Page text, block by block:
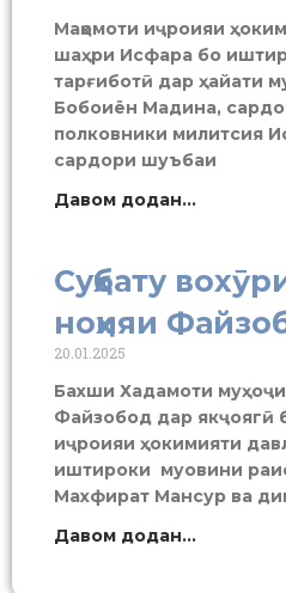
Мақомоти иҷроияи
шаҳри Исфара бо
тарғиботӣ дар ҳайати
Бобоиён Мадина,
полковники милитсия
сардори шуъбаи
Давом додан...
Суҳбату
ноҳияи
20.01.2025
Бахши Хадамоти
Файзобод дар якҷоягӣ
иҷроияи ҳокимияти
иштироки муовини
Махфират Мансур ва
Давом додан...